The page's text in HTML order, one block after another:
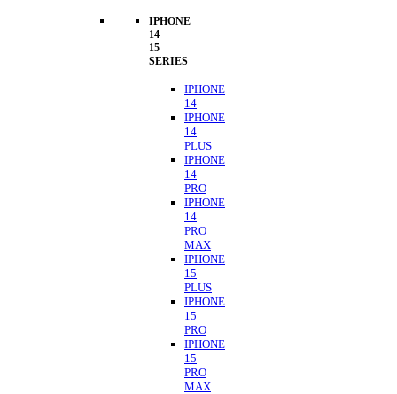
IPHONE
14
15
SERIES
IPHONE
14
IPHONE
14
PLUS
IPHONE
14
PRO
IPHONE
14
PRO
MAX
IPHONE
15
PLUS
IPHONE
15
PRO
IPHONE
15
PRO
MAX